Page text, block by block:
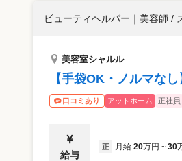
ビューティヘルパー ｜ 美容師 /
美容室シャルル
【手袋OK・ノルマな
口コミあり アットホーム 正社員
給与
正 月給 20万円 ~ 30